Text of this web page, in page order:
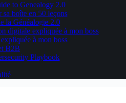
to Genealogy 2.0
sa boîte en 50 leçons
la Généalogie 2.0
digitale expliquée à mon boss
à mon boss
B2B
Playbook